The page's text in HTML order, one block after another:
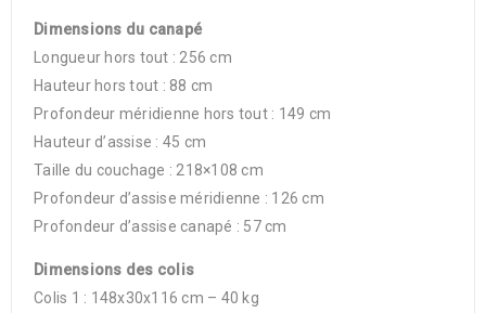
Dimensions du canapé
Longueur hors tout : 256 cm
Hauteur hors tout : 88 cm
Profondeur méridienne hors tout : 149 cm
Hauteur d’assise : 45 cm
Taille du couchage : 218×108 cm
Profondeur d’assise méridienne : 126 cm
Profondeur d’assise canapé : 57 cm
Dimensions des colis
Colis 1 : 148x30x116 cm – 40 kg